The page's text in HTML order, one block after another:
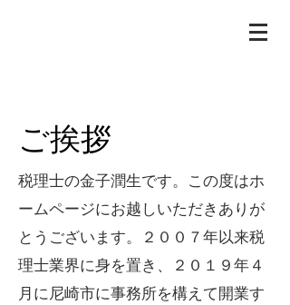
ご挨拶
税理士の金子潤生です。この度はホ
ームページにお越しいただきありが
とうございます。２００７年以来税
理士業界に身を置き、２０１９年４
月に尼崎市に事務所を構えて開業す